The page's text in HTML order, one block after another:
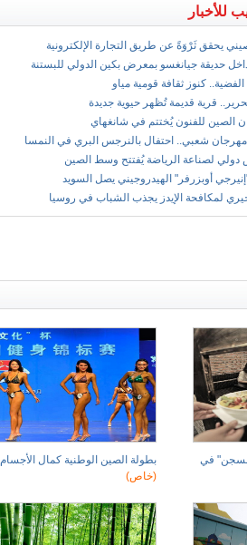
للأخبار
يحقق ثَرْوَةً عن طريق التجارة الإلكترونية
حديقة جيانغسو بمعرض بكين الدولي للبستنة
الفضية.. كنوز ثقافة قومية مياو
قرية قديمة تُظهر حيوية جديدة
الصين للفنون يُختتم في شانغهاي
شعبي.. احتفال بالنرجس البري في النمسا
لصناعة الرياضة يُفتتح وسط الصين
أوبزرفر" الهيدروجيني يصل السويد
لمكافحة الإيدز يجذب الشباب في روسيا
بطولة الصين الوطنية كمال الأجسام
(خاص)
في